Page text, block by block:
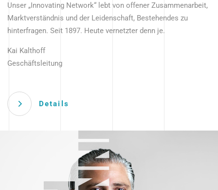
Unser „Innovating Network“ lebt von offener Zusammenarbeit,
Marktverständnis und der Leidenschaft, Bestehendes zu
hinterfragen. Seit 1897. Heute vernetzter denn je.
Kai Kalthoff
Geschäftsleitung
Details